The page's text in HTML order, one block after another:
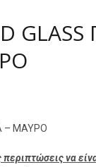
GLASS
– ΜΑΥΡΟ
να